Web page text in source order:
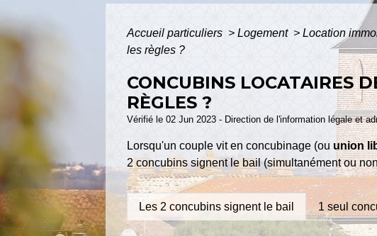
Accueil particuliers > Logement > Location
les règles ?
CONCUBINS LOCATAIRES
RÈGLES ?
Vérifié le 02 Jun 2023 - Direction de l'information légale et
Lorsqu'un couple vit en concubinage (ou union
2 concubins signent le bail (simultanément ou
Les 2 concubins signent le bail 1 seul